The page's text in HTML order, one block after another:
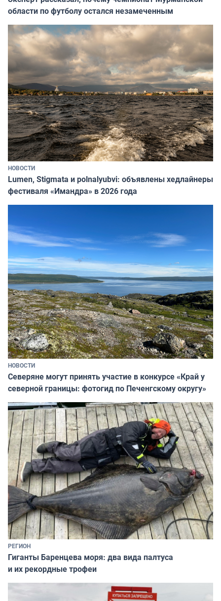
области по футболу остался незамеченным
НОВОСТИ
Lumen, Stigmata и polnalyubvi: объявлены хедлайнеры
фестиваля «Имандра» в 2026 года
НОВОСТИ
Северяне могут принять участие в конкурсе «Край у
северной границы: фотогид по Печенгскому округу»
РЕГИОН
Гиганты Баренцева моря: два вида палтуса
и их рекордные трофеи